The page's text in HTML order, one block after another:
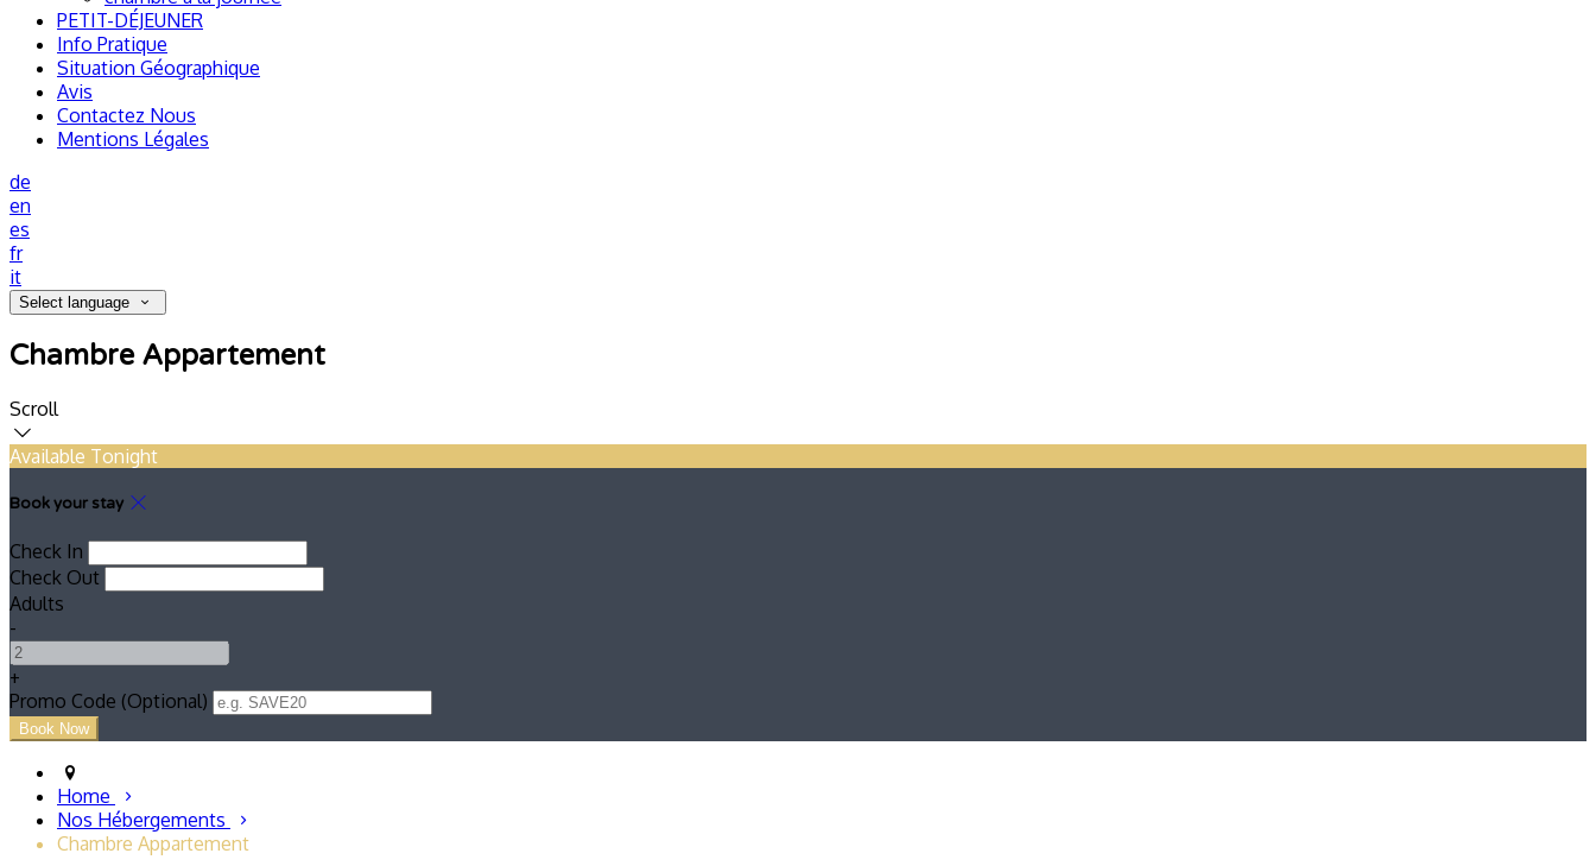
PETIT-DÉJEUNER
Info Pratique
Situation Géographique
Avis
Contactez Nous
Mentions Légales
de
en
es
fr
it
Select language
Chambre Appartement
Scroll
Available Tonight
Book your stay
Check In
Check Out
Adults
-
+
Promo Code (Optional)
Home
Nos Hébergements
Chambre Appartement